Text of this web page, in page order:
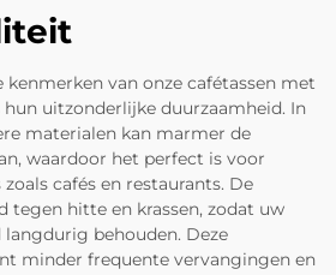
kenmerken van onze cafétassen met
uitzonderlijke duurzaamheid. In
materialen kan marmer de
waardoor het perfect is voor
cafés en restaurants. De
tegen hitte en krassen, zodat uw
behouden. Deze
minder frequente vervangingen en